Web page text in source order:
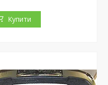
Купити